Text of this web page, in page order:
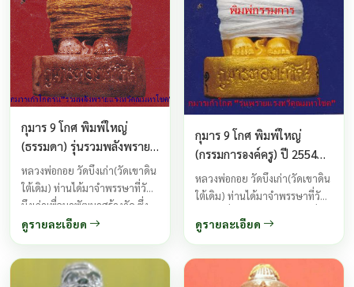
กุมาร 9 โกศ พิมพ์ใหญ่
(ธรรมดา) รุ่นรวมพลังพราย
แรงทวีคูณ ปี2554
หลวงพ่อกอย วัดบึงเก่า(วัดเขาดิน
ใต้เดิม) ท่านได้มาจำพรรษาที่วัด
บึงเก่าเพื่อมาพัฒนาสร้างวัด ซึ่ง
อยู่เลยจากวัดเขาดินใต้
ได้จัดสร้างกุมารทองเก้าโกศรุ่น
รวมพลังแรงทวีคูณ ขึ้นมาซึ่งใช้
ดูรายละเอียด
กุมาร 9 โกศ พิมพ์ใหญ่
(กรรมการองค์ครู) ปี 2554
รุ่นพรายแรงทวีคูณมหาโชค
หลวงพ่อกอย วัดเขาดินใต้
หลวงพ่อกอย วัดบึงเก่า(วัดเขาดิน
ใต้เดิม) ท่านได้มาจำพรรษาที่วัด
อยู่เลยจากวัดเขาดินใต้
ประมาณ4-5กิโลเมตรเท่านั้น ท่าน
ได้จัดสร้างกุมารทองเก้าโกศรุ่น
รวมพลังแรงทวีคูณ ขึ้นมาซึ่งใช้
ดูรายละเอียด